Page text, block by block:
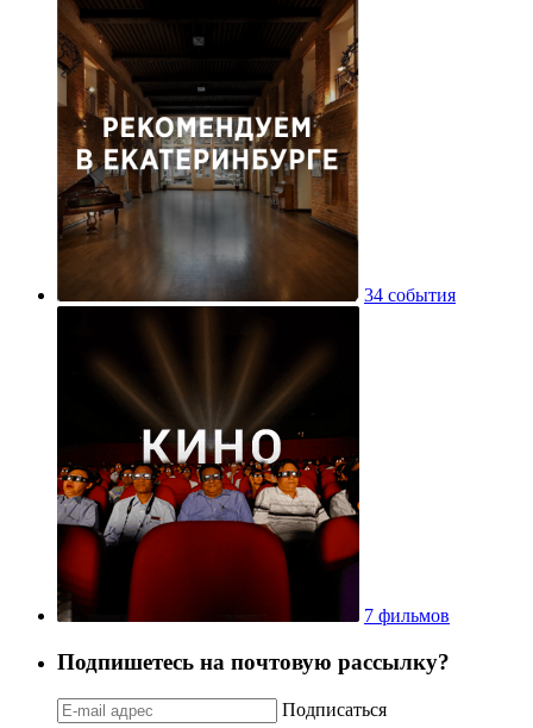
34 события
7 фильмов
Подпишетесь на почтовую рассылку?
Подписаться